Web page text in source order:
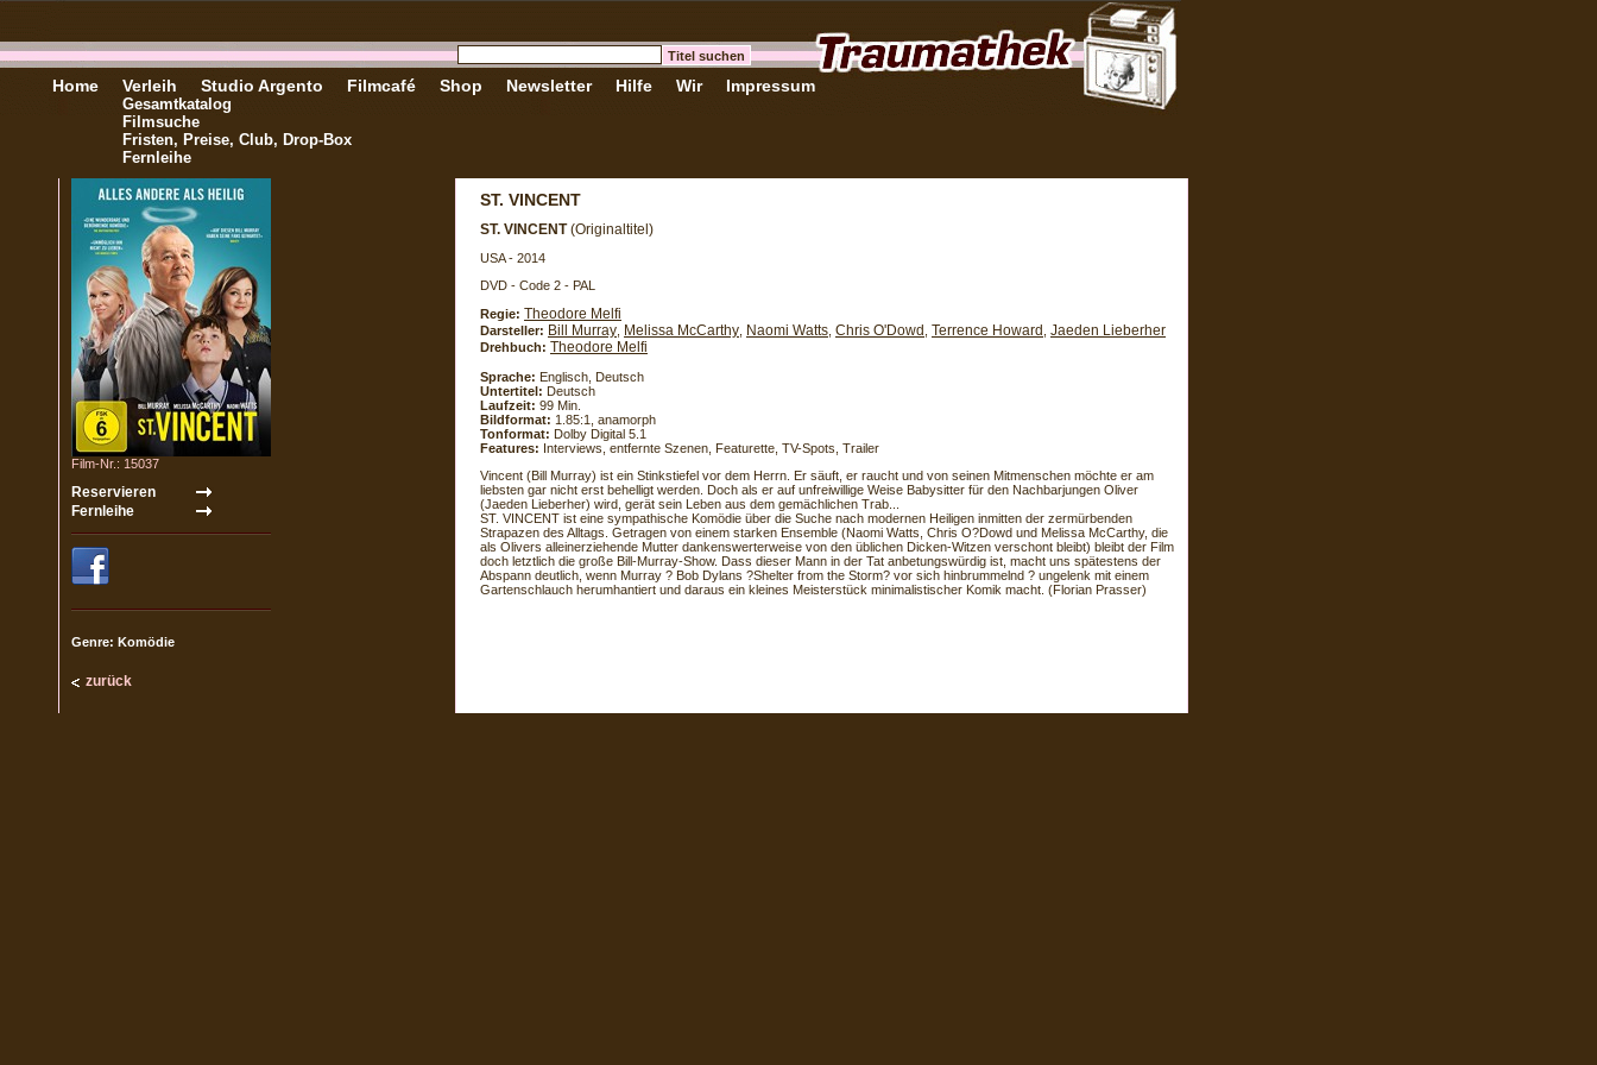
Home Verleih
Gesamtkatalog
Filmsuche
Fristen, Preise, Club, Drop-Box
Fernleihe
Studio Argento Filmcafé Shop Newsletter Hilfe Wir Impressum
Film-Nr.: 15037
Genre: Komödie
zurück
ST. VINCENT
ST. VINCENT(Originaltitel)
USA - 2014
DVD - Code 2 - PAL
Regie: Theodore Melfi
Darsteller: Bill Murray Melissa McCarthy Naomi Watts Chris O'Dowd Terrence Howard Jaeden Lieberher
Drehbuch: Theodore Melfi
Sprache: Englisch, Deutsch
Untertitel: Deutsch
Laufzeit: 99 Min.
Bildformat: 1.85:1, anamorph
Tonformat: Dolby Digital 5.1
Features: Interviews, entfernte Szenen, Featurette, TV-Spots, Trailer
Vincent (Bill Murray) ist ein Stinkstiefel vor dem Herrn. Er säuft, er raucht und von seinen Mitmenschen möchte er am
liebsten gar nicht erst behelligt werden. Doch als er auf unfreiwillige Weise Babysitter für den Nachbarjungen Oliver
(Jaeden Lieberher) wird, gerät sein Leben aus dem gemächlichen Trab...
ST. VINCENT ist eine sympathische Komödie über die Suche nach modernen Heiligen inmitten der zermürbenden
Strapazen des Alltags. Getragen von einem starken Ensemble (Naomi Watts, Chris O?Dowd und Melissa McCarthy, die
als Olivers alleinerziehende Mutter dankenswerterweise von den üblichen Dicken-Witzen verschont bleibt) bleibt der Film
doch letztlich die große Bill-Murray-Show. Dass dieser Mann in der Tat anbetungswürdig ist, macht uns spätestens der
Abspann deutlich, wenn Murray ? Bob Dylans ?Shelter from the Storm? vor sich hinbrummelnd ? ungelenk mit einem
Gartenschlauch herumhantiert und daraus ein kleines Meisterstück minimalistischer Komik macht. (Florian Prasser)